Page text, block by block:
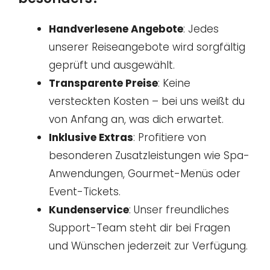
Handverlesene Angebote: Jedes
unserer Reiseangebote wird sorgfältig
geprüft und ausgewählt.
Transparente Preise: Keine
versteckten Kosten – bei uns weißt du
von Anfang an, was dich erwartet.
Inklusive Extras: Profitiere von
besonderen Zusatzleistungen wie Spa-
Anwendungen, Gourmet-Menüs oder
Event-Tickets.
Kundenservice: Unser freundliches
Support-Team steht dir bei Fragen
und Wünschen jederzeit zur Verfügung.